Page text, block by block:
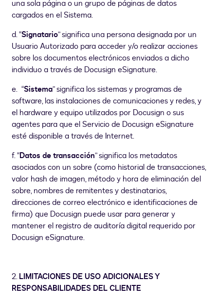
una sola página o un grupo de páginas de datos
cargados en el Sistema.
d. “Signatario” significa una persona designada por un
Usuario Autorizado para acceder y/o realizar acciones
sobre los documentos electrónicos enviados a dicho
individuo a través de Docusign eSignature.
e. “Sistema” significa los sistemas y programas de
software, las instalaciones de comunicaciones y redes, y
el hardware y equipo utilizados por Docusign o sus
agentes para que el Servicio de Docusign eSignature
esté disponible a través de Internet.
f. “Datos de transacción” significa los metadatos
asociados con un sobre (como historial de transacciones,
valor hash de imagen, método y hora de eliminación del
sobre, nombres de remitentes y destinatarios,
direcciones de correo electrónico e identificaciones de
firma) que Docusign puede usar para generar y
mantener el registro de auditoría digital requerido por
Docusign eSignature.
2.LIMITACIONES DE USO ADICIONALES Y
RESPONSABILIDADES DEL CLIENTE